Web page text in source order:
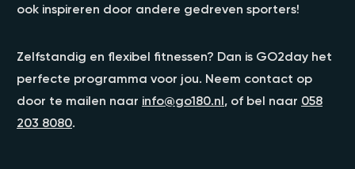
ook inspireren door andere gedreven sporters!
Zelfstandig en flexibel fitnessen? Dan is GO2day het
perfecte programma voor jou. Neem contact op
door te mailen naar info@go180.nl, of bel naar 058
203 8080.